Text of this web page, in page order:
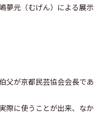
夢元（むげん）による展示
父が京都民芸協会会長であ
際に使うことが出来、なか